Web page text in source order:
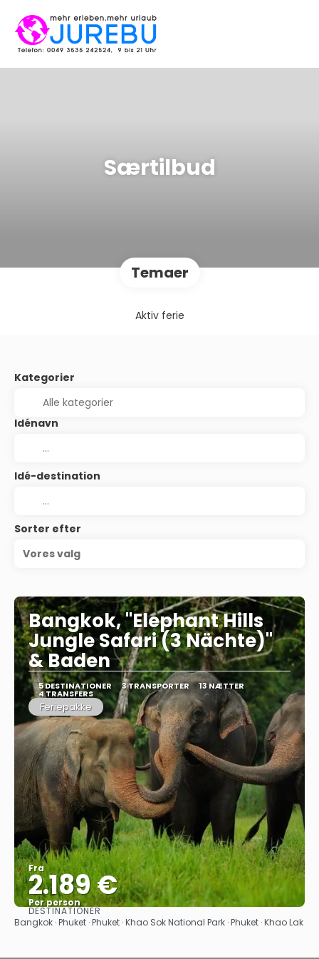
Særtilbud
Temaer
Aktiv ferie
Kategorier
Idénavn
Idé-destination
Sorter efter
Vores valg
Bangkok, "Elephant Hills
Jungle Safari (3 Nächte)"
& Baden
5 DESTINATIONER 3 TRANSPORTER 13 NÆTTER
4 TRANSFERS
Feriepakke
Fra
2.189 €
Per person
Se
DESTINATIONER
Bangkok · Phuket · Phuket · Khao Sok National Park · Phuket · Khao Lak